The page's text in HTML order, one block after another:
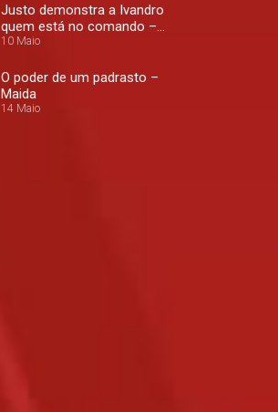
Justo demonstra a Ivandro
quem está no comando –
Maida
10 Maio
O poder de um padrasto –
Maida
14 Maio